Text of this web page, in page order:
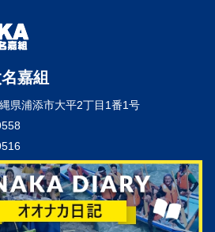
嘉組
県浦添市大平2丁目1番1号